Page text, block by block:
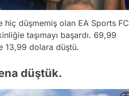
hiç düşmemiş olan EA Sports FC
taşımayı başardı. 69,99
13,99 dolara düştü.
düştük.